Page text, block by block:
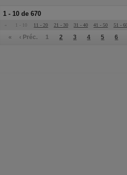
1 - 10 de 670
« 1 - 10 11 - 20 21 - 30 31 - 40 41 - 50 51 -
« ‹ Préc. 1 2 3 4 5 6